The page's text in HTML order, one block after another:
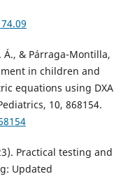
Á., & Párraga-Montilla,
in children and
equations using DXA
10, 868154.
Practical testing and
Updated